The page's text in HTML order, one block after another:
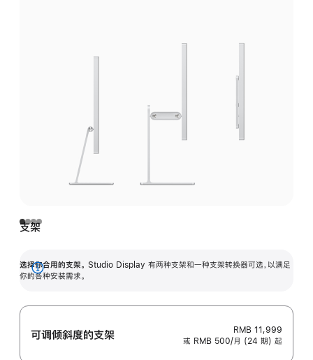
支架
选择你合用的支架。 Studio Display 有两种支架和一种支架转换器可选，以满足
你的各种安装需求。
展
可调倾斜度的支架
RMB 11,999
或 RMB 500/月 (24 期) 起